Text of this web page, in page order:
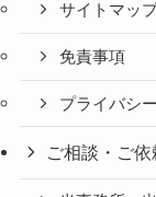
サイトマッ
免責事項
プライバシ
ご相談・ご